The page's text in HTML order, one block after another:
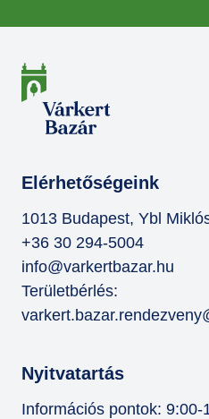
Elérhetőségeink
1013 Budapest, Ybl
+36 30 294-5004
info@varkertbazar.hu
Területbérlés:
Nyitvatartás
Információs pontok: 9:00-